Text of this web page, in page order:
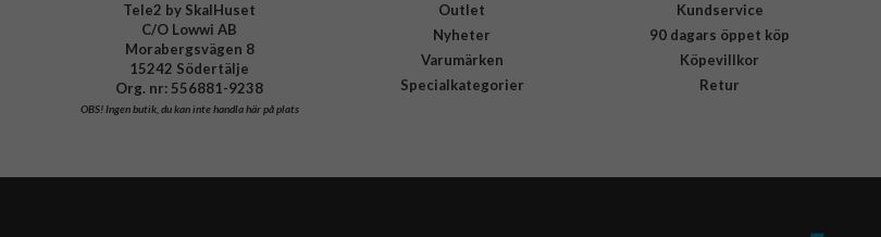
Tele2 by SkalHuset
C/O Lowwi AB
Morabergsvägen 8
15242 Södertälje
Org. nr: 556881-9238
OBS!Ingen butik, du kan inte handla här på plats
Outlet
Nyheter
Varumärken
Specialkategorier
Kundservice
90 dagars öppet köp
Köpevillkor
Retur